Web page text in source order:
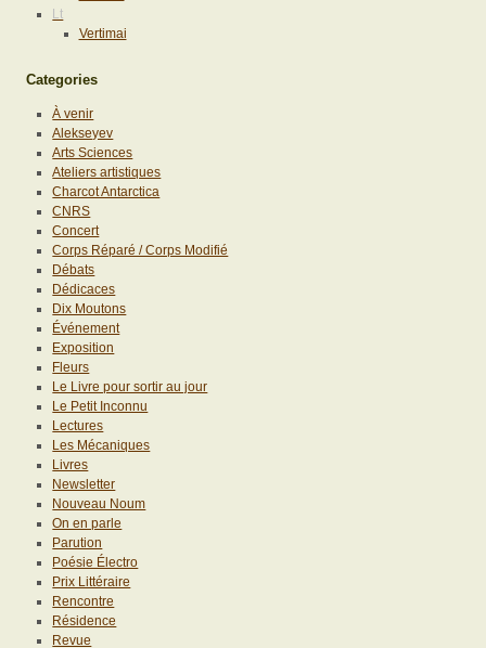
Lt
Vertimai
Categories
À venir
Alekseyev
Arts Sciences
Ateliers artistiques
Charcot Antarctica
CNRS
Concert
Corps Réparé / Corps Modifié
Débats
Dédicaces
Dix Moutons
Événement
Exposition
Fleurs
Le Livre pour sortir au jour
Le Petit Inconnu
Lectures
Les Mécaniques
Livres
Newsletter
Nouveau Noum
On en parle
Parution
Poésie Électro
Prix Littéraire
Rencontre
Résidence
Revue